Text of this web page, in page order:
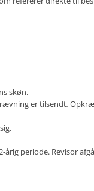
skøn.
er tilsendt.
periode. Revisor